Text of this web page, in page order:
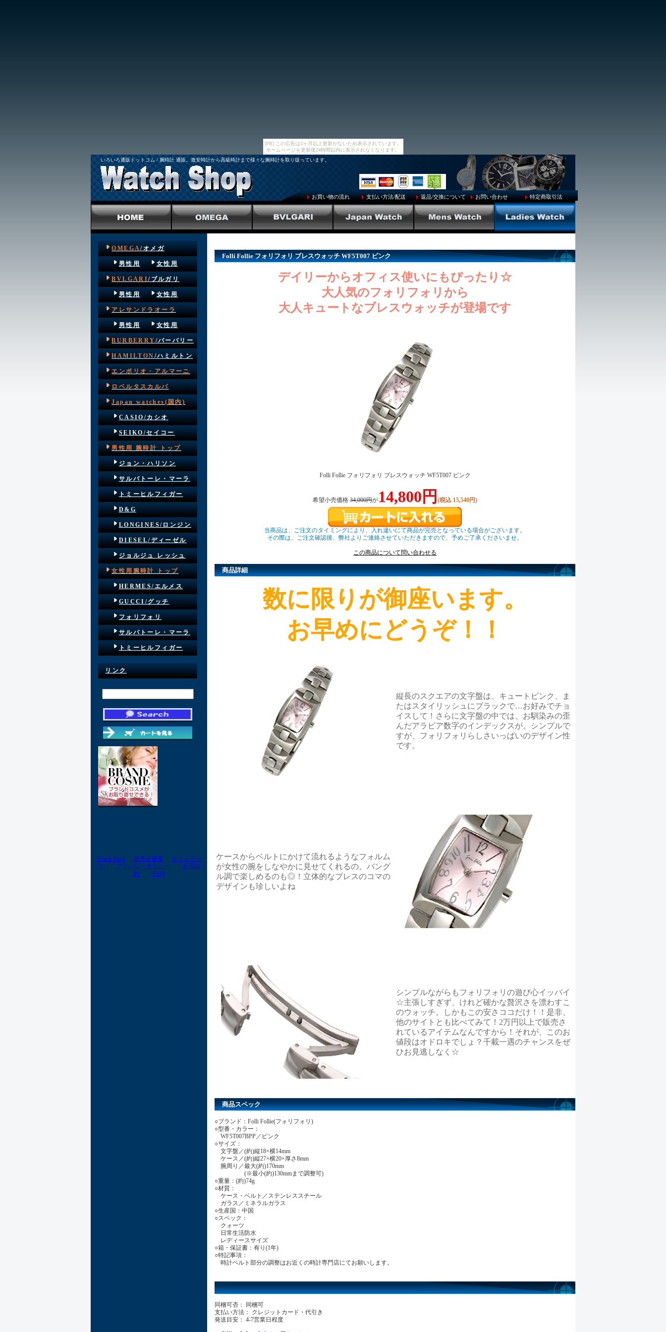
[PR] この広告は3ヶ月以上更新がないため表示されています。
ホームページを更新後24時間以内に表示されなくなります。
いろいろ通販ドットコム / 腕時計 通販。激安時計から高級時計まで様々な腕時計を取り扱っています。
お買い物の流れ 支払い方法/配送 返品/交換について お問い合わせ 特定商取引法
Folli Follie フォリフォリ ブレスウォッチ WF5T007 ピンク
デイリーからオフィス使いにもぴったり☆
大人気のフォリフォリから
大人キュートなブレスウォッチが登場です
Folli Follie フォリフォリ ブレスウォッチ WF5T007 ピンク
希望小売価格 34,000円が14,800円 (税込 15,540円)
当商品は、ご注文のタイミングにより、入れ違いにて商品が完売となっている場合がございます。
その際は、ご注文確認後、弊社よりご連絡させていただきますので、予めご了承くださいませ。
この商品について問い合わせる
商品詳細
数に限りが御座います。
お早めにどうぞ！！
縦長のスクエアの文字盤は、キュートピンク、ま
たはスタイリッシュにブラックで…お好みでチョ
イスして！さらに文字盤の中では、お馴染みの歪
んだアラビア数字のインデックスが。シンプルで
すが、フォリフォリらしさいっぱいのデザイン性
です。
ケースからベルトにかけて流れるようなフォルム
が女性の腕をしなやかに見せてくれるの。バング
ル調で楽しめるのも◎！立体的なブレスのコマの
デザインも珍しいよね
シンプルながらもフォリフォリの遊び心イッパイ
☆主張しすぎず、けれど確かな贅沢さを漂わすこ
のウォッチ。しかもこの安さココだけ！！是非、
他のサイトとも比べてみて！2万円以上で販売さ
れているアイテムなんですから！それが、このお
値段はオドロキでしょ？千載一遇のチャンスをぜ
ひお見逃しなく☆
商品スペック
○ブランド：Folli Follie(フォリフォリ)
○型番・カラー：
WF5T007BPP／ピンク
○サイズ：
文字盤／(約)縦18×横14mm
ケース／(約)縦27×横20×厚さ8mm
腕周り／最大(約)170mm
(※最小(約)130mmまで調整可)
○重量：(約)74g
○材質：
ケース・ベルト／ステンレススチール
ガラス／ミネラルガラス
○生産国：中国
○スペック：
クォーツ
日常生活防水
レディースサイズ
○箱・保証書：有り(1年)
○特記事項：
時計ベルト部分の調整はお近くの時計専門店にてお願いします。
同梱可否： 同梱可
支払い方法： クレジットカード・代引き
発送目安： 4-7営業日程度
OMEGA/オメガ
男性用 女性用
BVLGARI/ブルガリ
男性用 女性用
アレサンドラオーラ
男性用 女性用
BURBERRY /バーバリー
HAMILTON /ハミルトン
エンポリオ・アルマーニ
ロベルタスカルパ
Japan watches(国内)
CASIO/カシオ
SEIKO/セイコー
男性用 腕時計 トップ
ジョン・ハリソン
サルバトーレ・マーラ
トミーヒルフィガー
D&G
LONGINES/ロンジン
DIESEL/ディーゼル
ジョルジュ レッシュ
女性用腕時計 トップ
HERMES/エルメス
GUCCI/グッチ
フォリフォリ
サルバトーレ・マーラ
トミーヒルフィガー
リンク
Wstch Shop| 販売者概要| サイトマッ
プ| プイバシーポリシー
利用規
約
FAQ